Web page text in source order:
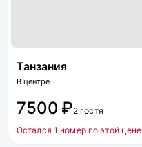
Танзания
В центре
7500 ₽2 гостя
Остался 1 номер по этой цене